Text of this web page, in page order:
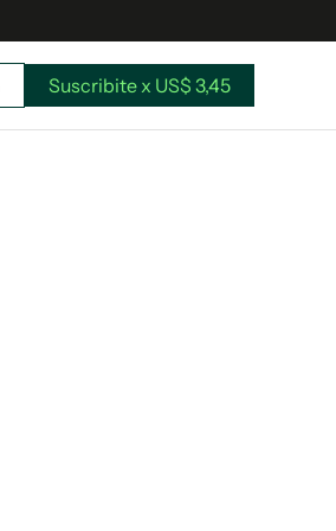
Suscribite x US$ 3,45